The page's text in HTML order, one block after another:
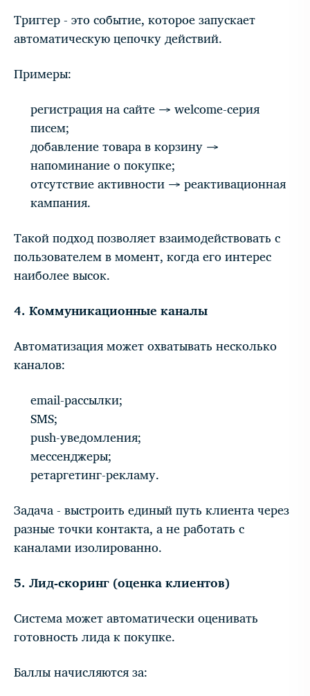
Триггер - это событие, которое запускает
автоматическую цепочку действий.
Примеры:
регистрация на сайте → welcome-серия
писем;
добавление товара в корзину →
напоминание о покупке;
отсутствие активности → реактивационная
кампания.
Такой подход позволяет взаимодействовать с
пользователем в момент, когда его интерес
наиболее высок.
4. Коммуникационные каналы
Автоматизация может охватывать несколько
каналов:
email-рассылки;
SMS;
push-уведомления;
мессенджеры;
ретаргетинг-рекламу.
Задача - выстроить единый путь клиента через
разные точки контакта, а не работать с
каналами изолированно.
5. Лид-скоринг (оценка клиентов)
Система может автоматически оценивать
готовность лида к покупке.
Баллы начисляются за: